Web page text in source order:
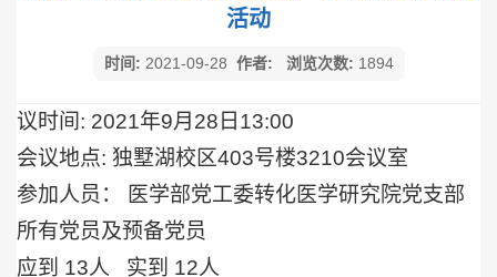
活动
时间: 2021-09-28 作者: 浏览次数: 1894
议时间 : 2021年9月 28 日 13:00
会议地点: 独墅湖校区403号楼3210会议室
参加人员： 医学部党工委转化医学研究院党支部
所有党员及预备党员
应到 13人 实到 12人